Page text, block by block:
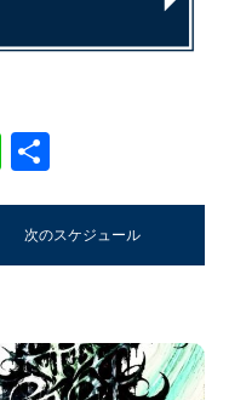
Line
次のスケジュール